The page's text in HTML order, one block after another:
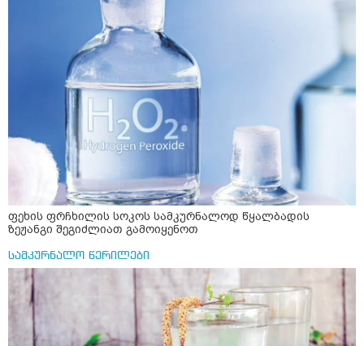
ფეხის ფრჩხილის სოკოს სამკურნალოდ წყალბადის
ზეჟანგი შეგიძლიათ გამოიყენოთ
სამკურნალო წერილები